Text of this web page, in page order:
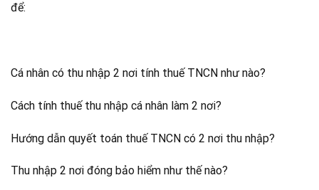
để:
Cá nhân có thu nhập 2 nơi tính thuế TNCN như nào?
Cách tính thuế thu nhập cá nhân làm 2 nơi?
Hướng dẫn quyết toán thuế TNCN có 2 nơi thu nhập?
Thu nhập 2 nơi đóng bảo hiểm như thế nào?